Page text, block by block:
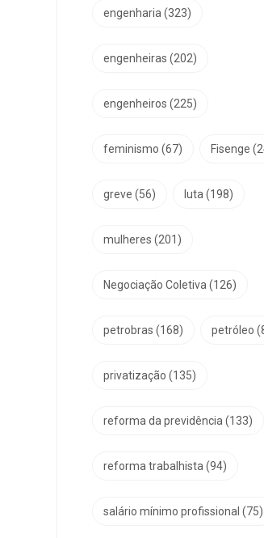
engenharia (323)
engenheiras (202)
engenheiros (225)
feminismo (67) Fisenge
greve (56) luta (198)
mulheres (201)
Negociação Coletiva (126)
petrobras (168) petróleo
privatização (135)
reforma da previdência (133)
reforma trabalhista (94)
salário mínimo profissional (75)